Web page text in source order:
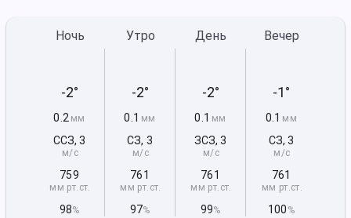
Ночь
-2°
0.2 мм
ССЗ,3
м/с
759
мм рт.ст.
98%
Утро
-2°
0.1 мм
СЗ, 3
м/с
761
мм рт.ст.
97%
День
-2°
0.1 мм
ЗСЗ,3
м/с
761
мм рт.ст.
99%
Вечер
-1°
0.1 мм
СЗ,3
м/с
761
мм рт.ст.
100 %